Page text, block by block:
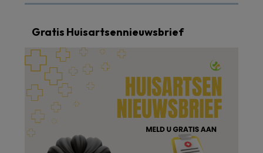
Gratis Huisartsennieuwsbrief